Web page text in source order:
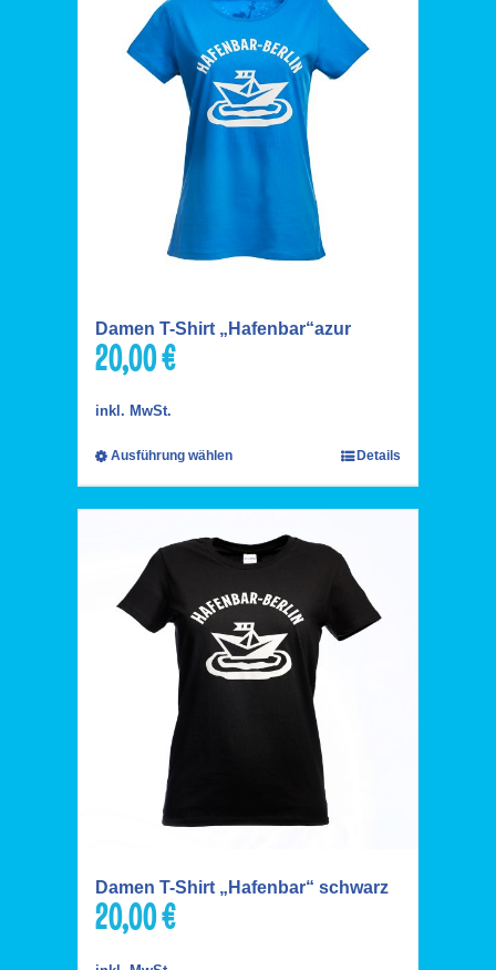
Damen T-Shirt „Hafenbar“azur
20,00€
inkl. MwSt.
Ausführung wählen Details
Damen T-Shirt „Hafenbar“ schwarz
20,00€